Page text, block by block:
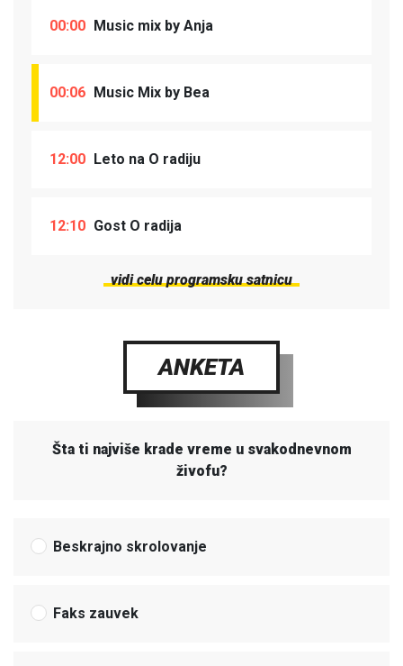
00:00 Music mix by Anja
00:06 Music Mix by Bea
12:00 Leto na O radiju
12:10 Gost O radija
vidi celu programsku satnicu
ANKETA
Šta ti najviše krade vreme u svakodnevnom
živofu?
Beskrajno skrolovanje
Faks zauvek